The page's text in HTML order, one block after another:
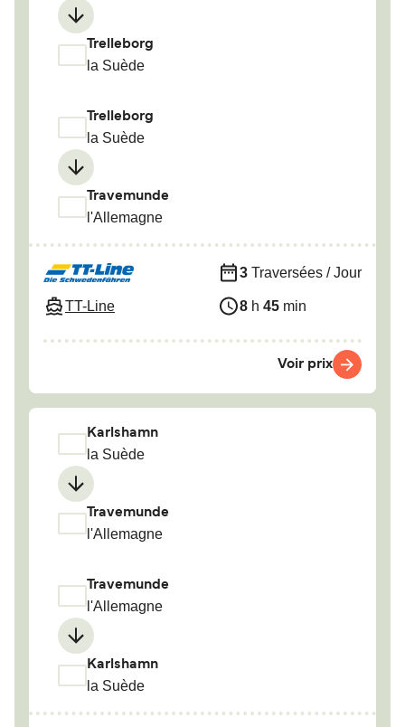
Trelleborg
la Suède
Trelleborg
la Suède
Travemunde
l'Allemagne
TT-Line
3 Traversées / Jour
8 h 45 min
Voir prix
Karlshamn
la Suède
Travemunde
l'Allemagne
Travemunde
l'Allemagne
Karlshamn
la Suède